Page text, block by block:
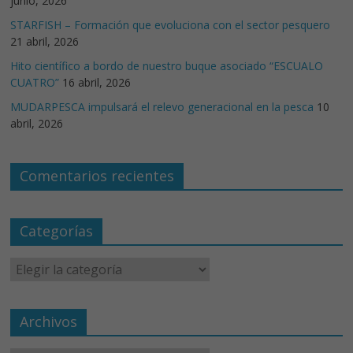
STARFISH – Formación que evoluciona con el sector pesquero
21 abril, 2026
Hito científico a bordo de nuestro buque asociado “ESCUALO
CUATRO” 16 abril, 2026
MUDARPESCA impulsará el relevo generacional en la pesca 10
abril, 2026
Comentarios recientes
Categorías
Archivos